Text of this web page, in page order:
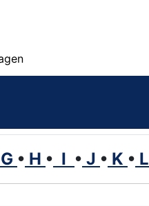
G • H • I • J • K • L